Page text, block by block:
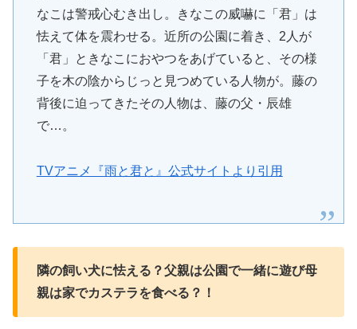
なこは警戒心むき出し。きなこの威嚇に「君」は
怯えて体を震わせる。近所の公園に着き、2人が
「君」ときなこにおやつをあげていると、その様
子を木の陰からじっと見つめている人物が。藤の
背後に迫ってきたその人物は、藤の父・辰雄
で…。
TVアニメ『雨と君と』公式サイトより引用
隣の飼い犬に怯える？父親は公園で一緒に遊び母
親は家でカステラを食べる？！